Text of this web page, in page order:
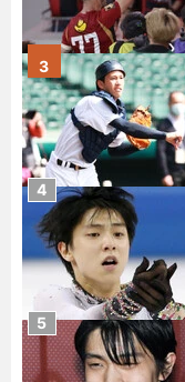
3
4
5